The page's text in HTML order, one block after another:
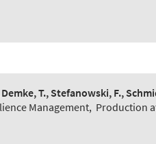
T., Stefanowski, F.,
Management, Production